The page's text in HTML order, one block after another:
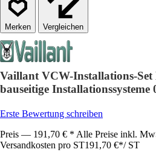
Vergleichen
Vaillant VCW-Installations-
bauseitige Installationssysteme
Erste Bewertung schreiben
Preis — 191,70 € * Alle Preise inkl.
Versandkosten pro ST191,70 €*/ ST